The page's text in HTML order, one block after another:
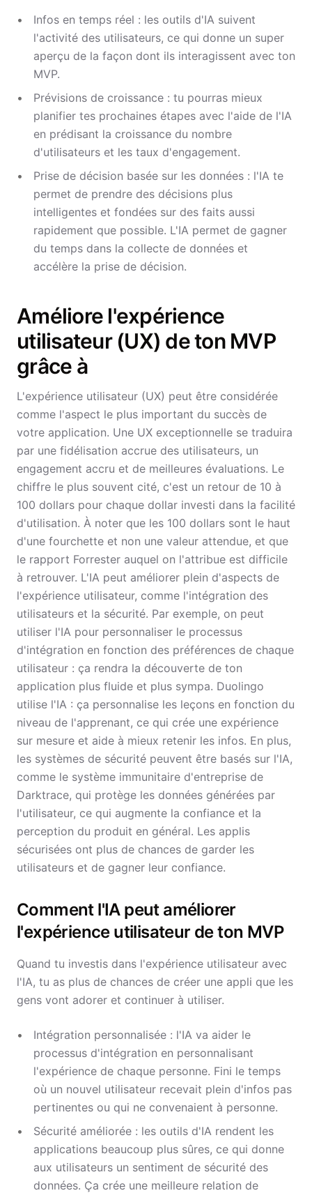
Infos en temps réel : les outils d'IA suivent
l'activité des utilisateurs, ce qui donne un super
aperçu de la façon dont ils interagissent avec ton
MVP.
Prévisions de croissance : tu pourras mieux
planifier tes prochaines étapes avec l'aide de l'IA
en prédisant la croissance du nombre
d'utilisateurs et les taux d'engagement.
Prise de décision basée sur les données : l'IA te
permet de prendre des décisions plus
intelligentes et fondées sur des faits aussi
rapidement que possible. L'IA permet de gagner
du temps dans la collecte de données et
accélère la prise de décision.
Améliore l'expérience
utilisateur (UX) de ton MVP
grâce à
L'expérience utilisateur (UX) peut être considérée
comme l'aspect le plus important du succès de
votre application. Une UX exceptionnelle se traduira
par une fidélisation accrue des utilisateurs, un
engagement accru et de meilleures évaluations. Le
chiffre le plus souvent cité, c'est un retour de 10 à
100 dollars pour chaque dollar investi dans la facilité
d'utilisation. À noter que les 100 dollars sont le haut
d'une fourchette et non une valeur attendue, et que
le rapport Forrester auquel on l'attribue est difficile
à retrouver. L'IA peut améliorer plein d'aspects de
l'expérience utilisateur, comme l'intégration des
utilisateurs et la sécurité. Par exemple, on peut
utiliser l'IA pour personnaliser le processus
d'intégration en fonction des préférences de chaque
utilisateur : ça rendra la découverte de ton
application plus fluide et plus sympa. Duolingo
utilise l'IA : ça personnalise les leçons en fonction du
niveau de l'apprenant, ce qui crée une expérience
sur mesure et aide à mieux retenir les infos. En plus,
les systèmes de sécurité peuvent être basés sur l'IA,
comme le système immunitaire d'entreprise de
Darktrace, qui protège les données générées par
l'utilisateur, ce qui augmente la confiance et la
perception du produit en général. Les applis
sécurisées ont plus de chances de garder les
utilisateurs et de gagner leur confiance.
Comment l'IA peut améliorer
l'expérience utilisateur de ton MVP
Quand tu investis dans l'expérience utilisateur avec
l'IA, tu as plus de chances de créer une appli que les
gens vont adorer et continuer à utiliser.
Intégration personnalisée : l'IA va aider le
processus d'intégration en personnalisant
l'expérience de chaque personne. Fini le temps
où un nouvel utilisateur recevait plein d'infos pas
pertinentes ou qui ne convenaient à personne.
Sécurité améliorée : les outils d'IA rendent les
applications beaucoup plus sûres, ce qui donne
aux utilisateurs un sentiment de sécurité des
données. Ça crée une meilleure relation de